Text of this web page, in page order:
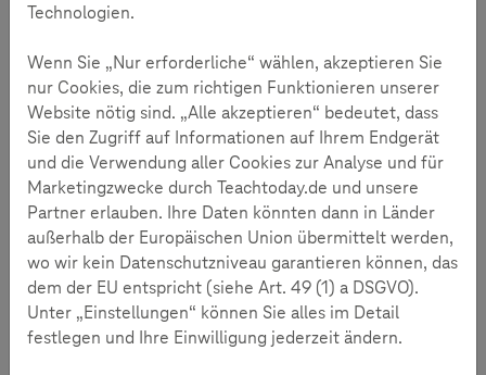
Mit dem Schwerpunktthema “Keine Likes für Lügen!
Erkenne Extremismus, Populismus und Deepfakes
im Netz” ruft Die EU-Initiative klicksafe am 11.
Februar bundesweit zur Teilnahme am Safer
Internet Day 2025 auf.
Welche Kompetenzen brauchen junge Menschen, um
manipulative Inhalte in den Sozialen Medien kritisch
einzuordnen? Wie werden sie dazu befähigt
Falschinformationen sowie populistische und
extremistische Narrativen zu erkennen? Anlässlich des
Safer Internet Days lädt Teachtoday Lidia de Reese
Technologien.
Wenn Sie „Nur erforderliche“ wählen, akzeptieren Sie
nur Cookies, die zum richtigen Funktionieren unserer
Website nötig sind. „Alle akzeptieren“ bedeutet, dass
Sie den Zugriff auf Informationen auf Ihrem Endgerät
und die Verwendung aller Cookies zur Analyse und für
Marketingzwecke durch Teachtoday.de und unsere
Partner erlauben. Ihre Daten könnten dann in Länder
außerhalb der Europäischen Union übermittelt werden,
wo wir kein Datenschutzniveau garantieren können, das
dem der EU entspricht (siehe Art. 49 (1) a DSGVO).
Unter „Einstellungen“ können Sie alles im Detail
festlegen und Ihre Einwilligung jederzeit ändern.